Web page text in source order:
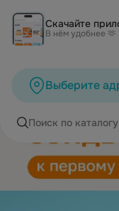
Скачайте
В нём удобнее 🫶
Выберите
Поиск по каталогу